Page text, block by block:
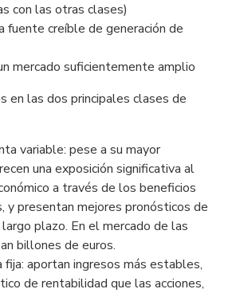
con las otras clases)
fuente creíble de generación de
mercado suficientemente amplio
en las dos principales clases de
variable: pese a su mayor
una exposición significativa al
a través de los beneficios
y presentan mejores pronósticos de
plazo. En el mercado de las
billones de euros.
fija: aportan ingresos más estables,
de rentabilidad que las acciones,